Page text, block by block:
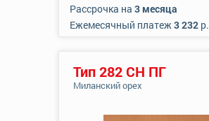
Рассрочка на 3 месяца
Ежемесячный платеж3 232р.
Тип 282 СН ПГ
Миланский орех